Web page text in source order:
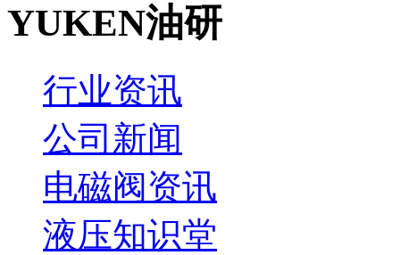
YUKEN油研
行业资讯
公司新闻
电磁阀资讯
液压知识堂